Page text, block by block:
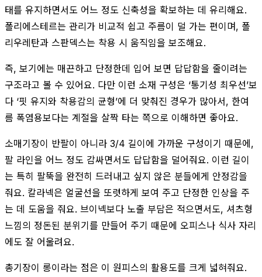
태를 유지하면서도 어느 정도 신축성을 확보하는 데 유리해요.
폴리에스테르는 관리가 비교적 쉽고 주름이 덜 가는 편이며, 폴
리우레탄과 스판덱스는 착용 시 움직임을 보조해요.
즉, 보기에는 매끈하고 단정한데 입어 보면 답답함을 줄이려는
구조라고 볼 수 있어요. 다만 이런 소재 구성은 ‘통기성 최우선’보
다 ‘핏 유지와 착용감의 균형’에 더 맞춰진 경우가 많아서, 한여
름 폭염용보다는 계절을 살짝 타는 쪽으로 이해하면 좋아요.
소매기장이 반팔이 아니라 3/4 길이에 가까운 구성이기 때문에,
팔 라인을 어느 정도 감싸면서도 답답함을 덜어줘요. 이런 길이
는 특히 팔뚝을 완전히 드러내고 싶지 않은 분들에게 안정감을
줘요. 칼라넥은 얼굴선을 또렷하게 보여 주고 단정한 인상을 주
는 데 도움을 줘요. 브이넥보다 노출 부담은 적으면서도, 셔츠형
느낌의 정돈된 분위기를 만들어 주기 때문에 오피스나 식사 자리
에도 잘 어울려요.
총기장이 롱이라는 점은 이 원피스의 활용도를 크게 넓혀줘요.